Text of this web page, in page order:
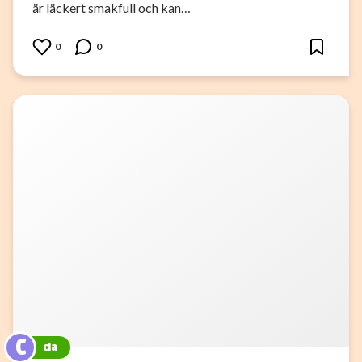
är läckert smakfull och kan…
0 0
C cia